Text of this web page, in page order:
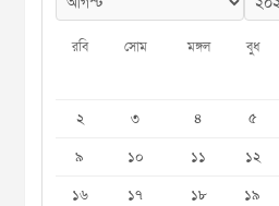
রবি সোম মঙ্গল বুধ
২
৩ ৪ ৫
৯
১০ ১১ ১২
১৬
১৭ ১৮ ১৯